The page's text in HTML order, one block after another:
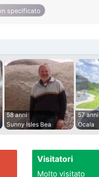
specificato
58 anni
Sunny Isles Bea
57 anni
Ocala
Visitatori
Molto visitato